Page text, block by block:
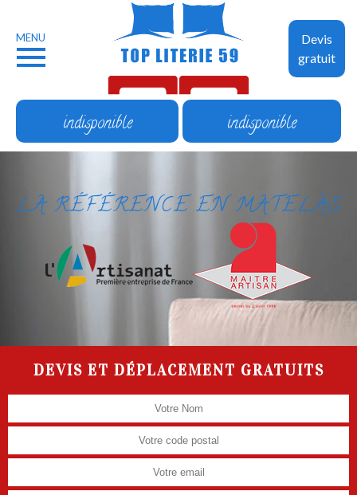
Devis
gratuit
MENU
indisponible indisponible
LA RÉFÉRENCE EN MATELAS
DEVIS ET DÉPLACEMENT GRATUITS